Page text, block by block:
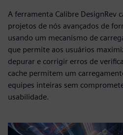
A ferramenta Calibre DesignRev
projetos de nós avançados de
usando um mecanismo de
que permite aos usuários
depurar e corrigir erros de
cache permitem um
equipes inteiras sem
usabilidade.